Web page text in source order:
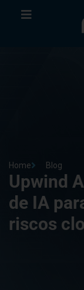
Home Blog
Upwind
de IA
riscos